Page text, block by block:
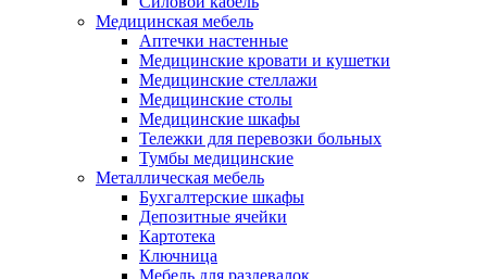
Медицинская мебель
Аптечки настенные
Медицинские кровати и кушетки
Медицинские стеллажи
Медицинские столы
Медицинские шкафы
Тележки для перевозки больных
Тумбы медицинские
Металлическая мебель
Бухгалтерские шкафы
Депозитные ячейки
Картотека
Ключница
Мебель для раздевалок